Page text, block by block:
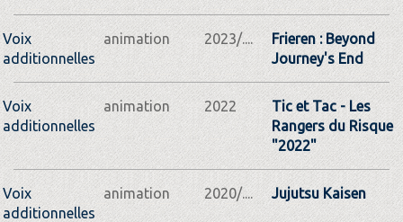
Voix
additionnelles
animation 2023/....
Frieren : Beyond
Journey's End
Voix
additionnelles
animation 2022
Tic et Tac - Les
Rangers du Risque
"2022"
Voix
additionnelles
animation 2020/.... Jujutsu Kaisen